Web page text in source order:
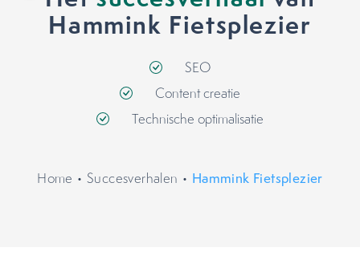
Hammink Fietsplezier
SEO
Content creatie
Technische optimalisatie
Home • Succesverhalen • Hammink Fietsplezier